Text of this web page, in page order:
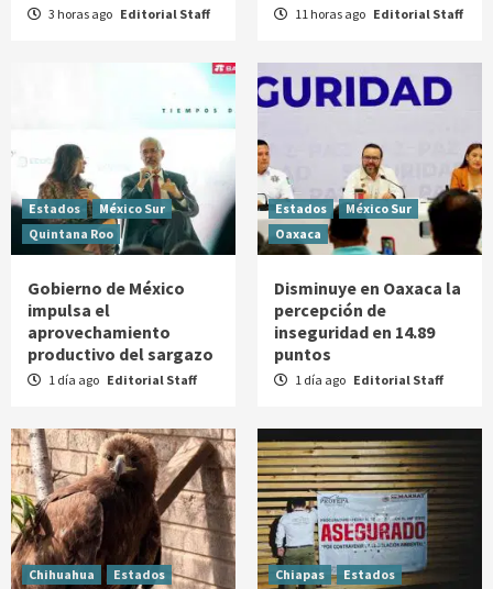
3 horas ago Editorial Staff 11 horas ago Editorial Staff
Estados
México Sur
Quintana Roo
Gobierno de México
impulsa el
aprovechamiento
productivo del sargazo
1 día ago Editorial Staff
Estados
México Sur
Oaxaca
Disminuye en Oaxaca la
percepción de
inseguridad en 14.89
puntos
1 día ago Editorial Staff
Chihuahua
Estados
Chiapas
Estados